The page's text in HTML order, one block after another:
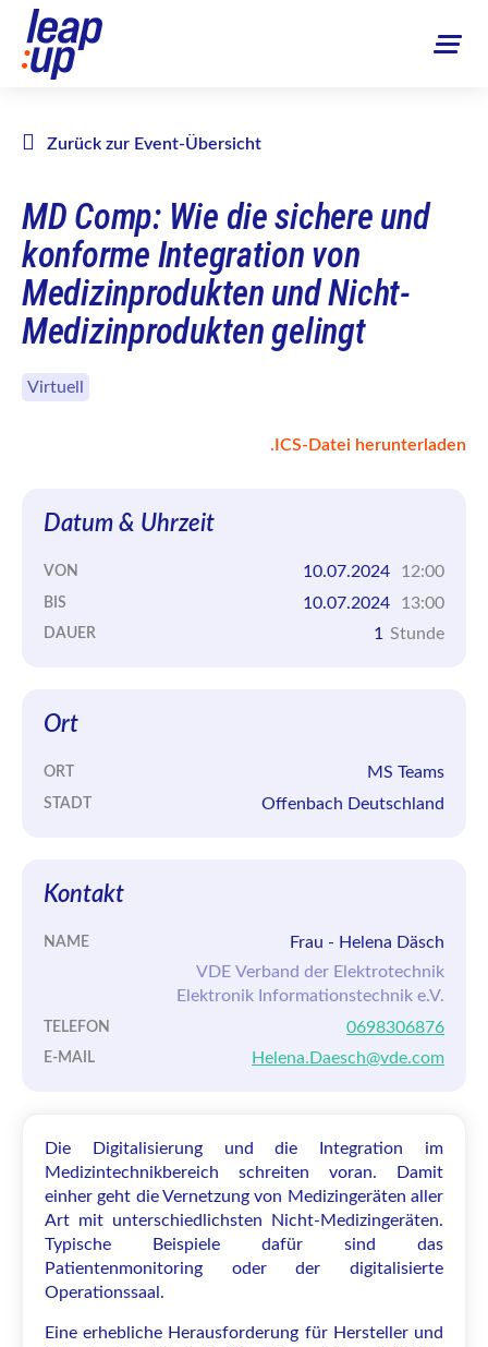
Zurück zur Event-Übersicht
MD Comp: Wie die sichere und
konforme Integration von
Medizinprodukten und Nicht-
Medizinprodukten gelingt
Virtuell
.ICS-Datei herunterladen
Datum & Uhrzeit
VON 10.07.2024 12:00
BIS 10.07.2024 13:00
DAUER 1 Stunde
Ort
ORT MS Teams
STADT Offenbach Deutschland
Kontakt
NAME
Frau - Helena Däsch
VDE Verband der Elektrotechnik
Elektronik Informationstechnik e.V.
TELEFON 0698306876
E-MAIL Helena.Daesch@vde.com
Die Digitalisierung und die Integration im
Medizintechnikbereich schreiten voran. Damit
einher geht die Vernetzung von Medizingeräten aller
Art mit unterschiedlichsten Nicht-Medizingeräten.
Typische Beispiele dafür sind das
Patientenmonitoring oder der digitalisierte
Operationssaal.
Eine erhebliche Herausforderung für Hersteller und